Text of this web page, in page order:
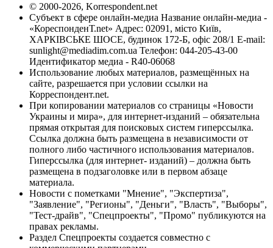
© 2000-2026, Korrespondent.net
Субъект в сфере онлайн-медиа Название онлайн-медиа -
«КореспонденТ.net» Адрес: 02091, місто Київ,
ХАРКІВСЬКЕ ШОСЕ, будинок 172-Б, офіс 208/1 E-mail:
sunlight@mediadim.com.ua Телефон: 044-205-43-00
Идентификатор медиа - R40-06068
Использование любых материалов, размещённых на
сайте, разрешается при условии ссылки на
Корреспондент.net.
При копировании материалов со страницы «Новости
Украины и мира», для интернет-изданий – обязательна
прямая открытая для поисковых систем гиперссылка.
Ссылка должна быть размещена в независимости от
полного либо частичного использования материалов.
Гиперссылка (для интернет- изданий) – должна быть
размещена в подзаголовке или в первом абзаце
материала.
Новости с пометками "Мнение", "Экспертиза",
"Заявление", "Регионы", "Деньги", "Власть", "Выборы",
"Тест-драйв", "Спецпроекты", "Промо" публикуются на
правах рекламы.
Раздел Спецпроекты создается совместно с